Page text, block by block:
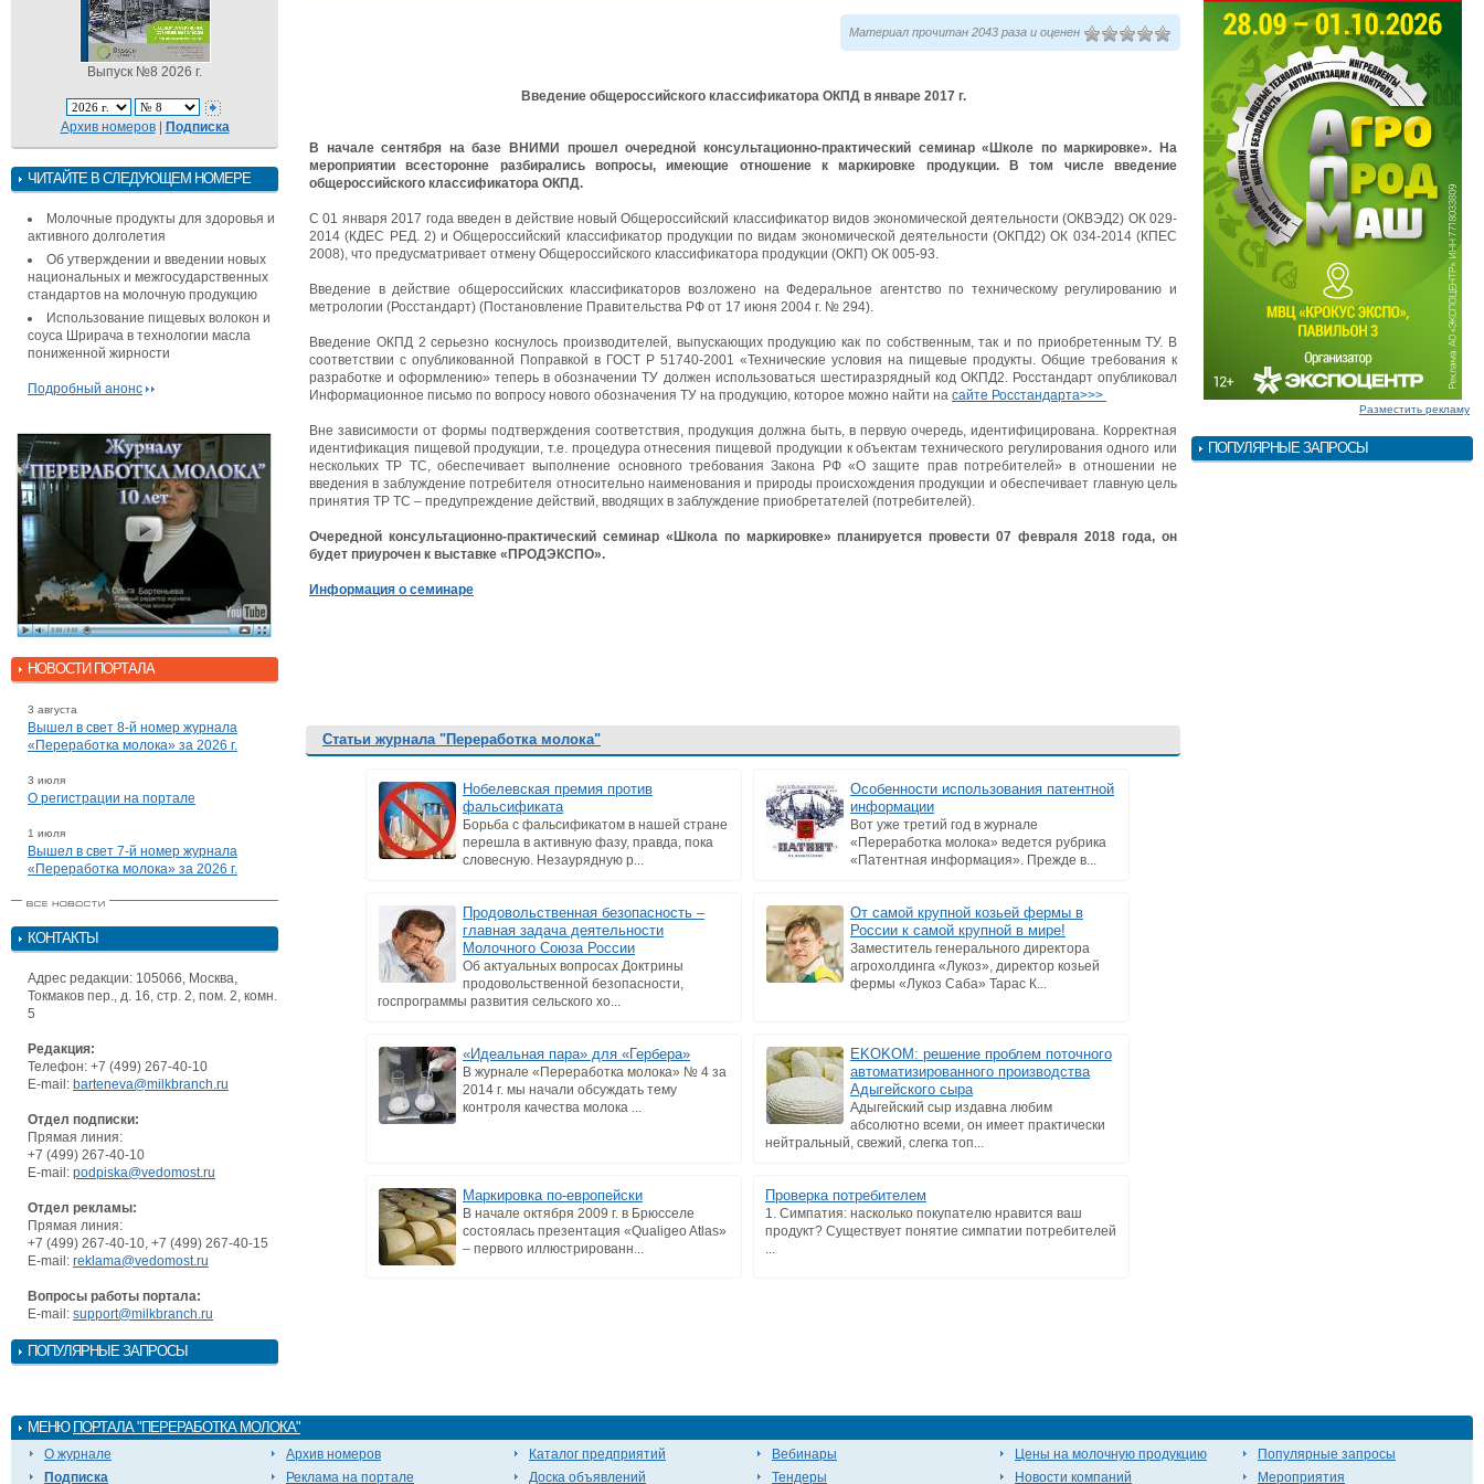
Выпуск №8 2026 г.
Архив номеров| Подписка
ЧИТАЙТЕ В СЛЕДУЮЩЕМ НОМЕРЕ
Молочные продукты для здоровья и
активного долголетия
Об утверждении и введении новых
национальных и межгосударственных
стандартов на молочную продукцию
Использование пищевых волокон и
соуса Шрирача в технологии масла
пониженной жирности
Подробный анонс
НОВОСТИ ПОРТАЛА
3 августа
Вышел в свет 8-й номер журнала
«Переработка молока» за 2026 г.
3 июля
О регистрации на портале
1 июля
Вышел в свет 7-й номер журнала
«Переработка молока» за 2026 г.
КОНТАКТЫ
Адрес редакции: 105066, Москва,
Токмаков пер., д. 16, стр. 2, пом. 2, комн.
5
Редакция:
Телефон: +7 (499) 267-40-10
E-mail: barteneva@milkbranch.ru
Отдел подписки:
Прямая линия:
+7 (499) 267-40-10
E-mail: podpiska@vedomost.ru
Отдел рекламы:
Прямая линия:
+7 (499) 267-40-10, +7 (499) 267-40-15
E-mail: reklama@vedomost.ru
Вопросы работы портала:
E-mail: support@milkbranch.ru
ПОПУЛЯРНЫЕ ЗАПРОСЫ
Материал прочитан 2043 раза и оценен
Введение общероссийского классификатора ОКПД в январе 2017 г.
В начале сентября на базе ВНИМИ прошел очередной консультационно-практический семинар «Школе по маркировке». На
мероприятии всесторонне разбирались вопросы, имеющие отношение к маркировке продукции. В том числе введение
общероссийского классификатора ОКПД.
С 01 января 2017 года введен в действие новый Общероссийский классификатор видов экономической деятельности (ОКВЭД2) ОК 029-
2014 (КДЕС РЕД. 2) и Общероссийский классификатор продукции по видам экономической деятельности (ОКПД2) ОК 034-2014 (КПЕС
2008), что предусматривает отмену Общероссийского классификатора продукции (ОКП) ОК 005-93.
Введение в действие общероссийских классификаторов возложено на Федеральное агентство по техническому регулированию и
метрологии (Росстандарт) (Постановление Правительства РФ от 17 июня 2004 г. № 294).
Введение ОКПД 2 серьезно коснулось производителей, выпускающих продукцию как по собственным, так и по приобретенным ТУ. В
соответствии с опубликованной Поправкой в ГОСТ Р 51740-2001 «Технические условия на пищевые продукты. Общие требования к
разработке и оформлению» теперь в обозначении ТУ должен использоваться шестиразрядный код ОКПД2. Росстандарт опубликовал
Информационное письмо по вопросу нового обозначения ТУ на продукцию, которое можно найти на сайте Росстандарта>>>
Вне зависимости от формы подтверждения соответствия, продукция должна быть, в первую очередь, идентифицирована. Корректная
идентификация пищевой продукции, т.е. процедура отнесения пищевой продукции к объектам технического регулирования одного или
нескольких ТР ТС, обеспечивает выполнение основного требования Закона РФ «О защите прав потребителей» в отношении не
введения в заблуждение потребителя относительно наименования и природы происхождения продукции и обеспечивает главную цель
принятия ТР ТС – предупреждение действий, вводящих в заблуждение приобретателей (потребителей).
Очередной консультационно-практический семинар «Школа по маркировке» планируется провести 07 февраля 2018 года, он
будет приурочен к выставке «ПРОДЭКСПО».
Информация о семинаре
Статьи журнала "Переработка молока"
Нобелевская премия против
фальсификата
Борьба с фальсификатом в нашей стране
перешла в активную фазу, правда, пока
словесную. Незаурядную р...
Особенности использования патентной
информации
Вот уже третий год в журнале
«Переработка молока» ведется рубрика
«Патентная информация». Прежде в...
Продовольственная безопасность –
главная задача деятельности
Молочного Союза России
Об актуальных вопросах Доктрины
продовольственной безопасности,
госпрограммы развития сельского хо...
От самой крупной козьей фермы в
России к самой крупной в мире!
Заместитель генерального директора
агрохолдинга «Лукоз», директор козьей
фермы «Лукоз Саба» Тарас К...
«Идеальная пара» для «Гербера»
В журнале «Переработка молока» № 4 за
2014 г. мы начали обсуждать тему
контроля качества молока ...
EKOKOM: решение проблем поточного
автоматизированного производства
Адыгейского сыра
Адыгейский сыр издавна любим
абсолютно всеми, он имеет практически
нейтральный, свежий, слегка топ...
Маркировка по-европейски
В начале октября 2009 г. в Брюсселе
состоялась презентация «Qualigeo Atlas»
– первого иллюстрированн...
Проверка потребителем
1. Симпатия: насколько покупателю нравится ваш
продукт? Существует понятие симпатии потребителей
...
Разместить рекламу
ПОПУЛЯРНЫЕ ЗАПРОСЫ
МЕНЮ ПОРТАЛА "ПЕРЕРАБОТКА МОЛОКА"
О журнале
Подписка
Архив номеров
Реклама на портале
Каталог предприятий
Доска объявлений
Вебинары
Тендеры
Цены на молочную продукцию
Новости компаний
Популярные запросы
Мероприятия